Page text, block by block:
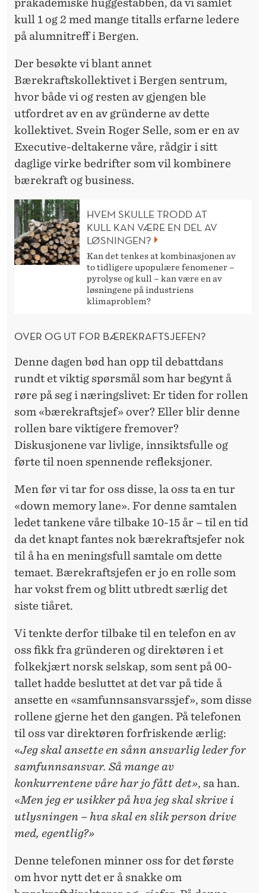
kull 1 og 2 med mange titalls erfarne ledere
på alumnitreff i Bergen.
Der besøkte vi blant annet
Bærekraftskollektivet i Bergen sentrum,
hvor både vi og resten av gjengen ble
utfordret av en av gründerne av dette
kollektivet. Svein Roger Selle, som er en av
Executive-deltakerne våre, rådgir i sitt
daglige virke bedrifter som vil kombinere
bærekraft og business.
HVEM SKULLE TRODD AT
KULL KAN VÆRE EN DEL AV
LØSNINGEN?
Kan det tenkes at kombinasjonen av
to tidligere upopulære fenomener –
pyrolyse og kull – kan være en av
løsningene på industriens
klimaproblem?
OVER OG UT FOR BÆREKRAFTSJEFEN?
Denne dagen bød han opp til debattdans
rundt et viktig spørsmål som har begynt å
røre på seg i næringslivet: Er tiden for rollen
som «bærekraftsjef» over? Eller blir denne
rollen bare viktigere fremover?
Diskusjonene var livlige, innsiktsfulle og
førte til noen spennende refleksjoner.
Men før vi tar for oss disse, la oss ta en tur
«down memory lane». For denne samtalen
ledet tankene våre tilbake 10-15 år – til en tid
da det knapt fantes nok bærekraftsjefer nok
til å ha en meningsfull samtale om dette
temaet. Bærekraftsjefen er jo en rolle som
har vokst frem og blitt utbredt særlig det
siste tiåret.
Vi tenkte derfor tilbake til en telefon en av
oss fikk fra gründeren og direktøren i et
folkekjært norsk selskap, som sent på 00-
tallet hadde besluttet at det var på tide å
ansette en «samfunnsansvarssjef», som disse
rollene gjerne het den gangen. På telefonen
til oss var direktøren forfriskende ærlig:
«Jeg skal ansette en sånn ansvarlig leder for
samfunnsansvar. Så mange av
konkurrentene våre har jo fått det», sa han.
«Men jeg er usikker på hva jeg skal skrive i
utlysningen – hva skal en slik person drive
med, egentlig?»
Denne telefonen minner oss for det første
om hvor nytt det er å snakke om